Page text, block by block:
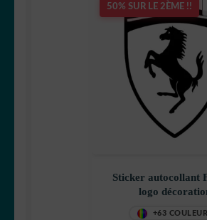
50% SUR LE 2ÈME !!
Sticker autocollant
logo
decostickerstore –
+63